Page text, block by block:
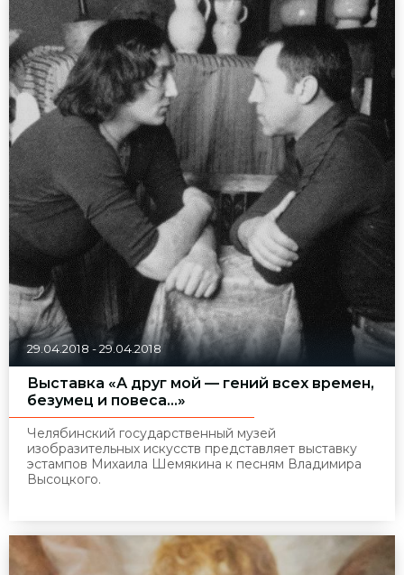
29.04.2018 -29.04.2018
Выставка «А друг мой — гений всех времен,
безумец и повеса…»
Челябинский государственный музей
изобразительных искусств представляет выставку
эстампов Михаила Шемякина к песням Владимира
Высоцкого.